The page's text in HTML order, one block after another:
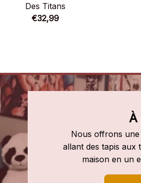
Des Titans
€32,99
À
Nous offrons une
allant des tapis
maison en un